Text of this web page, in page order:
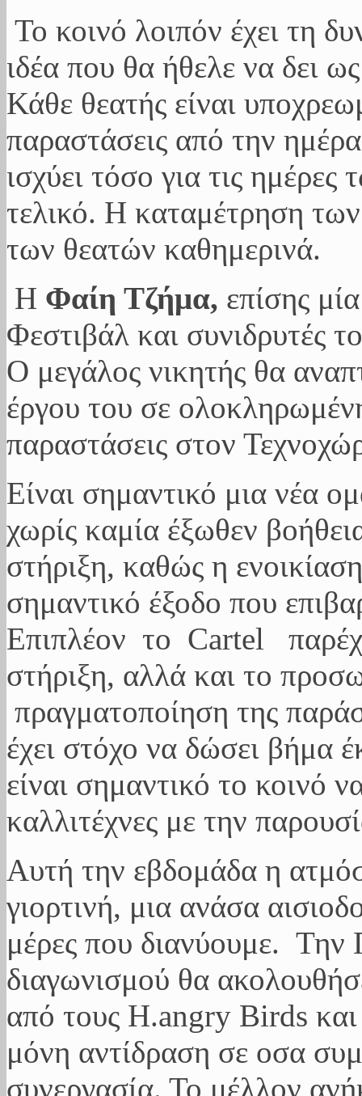
Το κοινό λοιπόν έχει τη
ιδέα που θα ήθελε να δει
Κάθε θεατής είναι
παραστάσεις από την
ισχύει τόσο για τις
τελικό. Η καταμέτρηση
των θεατών καθημερινά.
Η Φαίη Τζήμα, επίσης
Φεστιβάλ και συνιδρυτές
Ο μεγάλος νικητής θα
έργου του σε
παραστάσεις στον
Είναι σημαντικό μια νέα
χωρίς καμία έξωθεν
στήριξη, καθώς η
σημαντικό έξοδο που
Επιπλέον το Cartel
στήριξη, αλλά και το
πραγματοποίηση της
έχει στόχο να δώσει βήμα
είναι σημαντικό το κοινό
καλλιτέχνες με την
Αυτή την εβδομάδα η
γιορτινή, μια ανάσα
μέρες που διανύουμε.
διαγωνισμού θα
από τους H.angry Birds
μόνη αντίδραση σε οσα
συνεργασία. Το μέλλον